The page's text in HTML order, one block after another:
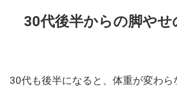
30代後半からの脚やせ
30代も後半になると、体重が変わら